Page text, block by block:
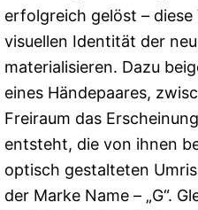
erfolgreich gelöst –
visuellen Identität der
materialisieren. Dazu
eines Händepaares,
Freiraum das
entsteht, die von ihnen
optisch gestalteten
der Marke Name – „G“.